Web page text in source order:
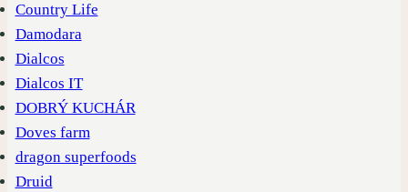
Country Life
Damodara
Dialcos
Dialcos IT
DOBRÝ KUCHÁR
Doves farm
dragon superfoods
Druid